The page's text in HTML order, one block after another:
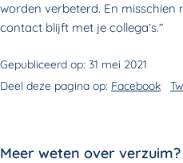
worden verbeterd. En misschien
contact blijft met je collega’s.”
Gepubliceerd op: 31 mei 2021
Deel deze pagina op: Facebook
Meer weten over